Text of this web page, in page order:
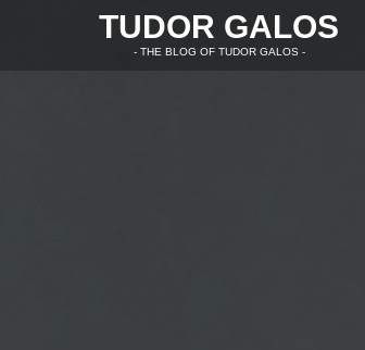
TUDOR GALOS
- THE BLOG OF TUDOR GALOS -